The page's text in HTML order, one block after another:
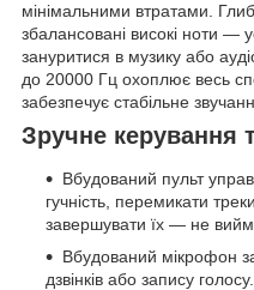
мінімальними втратами.
збалансовані високі ноти —
зануритися в музику або
до 20000 Гц охоплює весь
забезпечує стабільне
Зручне керування
Вбудований пульт
гучність, перемикати
завершувати їх — не
Вбудований мікрофон
дзвінків або запису голосу.